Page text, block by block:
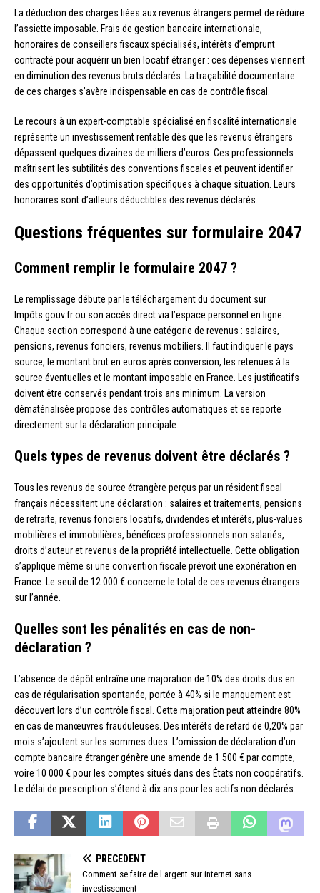
La déduction des charges liées aux revenus étrangers permet de réduire
l’assiette imposable. Frais de gestion bancaire internationale,
honoraires de conseillers fiscaux spécialisés, intérêts d’emprunt
contracté pour acquérir un bien locatif étranger : ces dépenses viennent
en diminution des revenus bruts déclarés. La traçabilité documentaire
de ces charges s’avère indispensable en cas de contrôle fiscal.
Le recours à un expert-comptable spécialisé en fiscalité internationale
représente un investissement rentable dès que les revenus étrangers
dépassent quelques dizaines de milliers d’euros. Ces professionnels
maîtrisent les subtilités des conventions fiscales et peuvent identifier
des opportunités d’optimisation spécifiques à chaque situation. Leurs
honoraires sont d’ailleurs déductibles des revenus déclarés.
Questions fréquentes sur formulaire 2047
Comment remplir le formulaire 2047 ?
Le remplissage débute par le téléchargement du document sur
Impôts.gouv.fr ou son accès direct via l’espace personnel en ligne.
Chaque section correspond à une catégorie de revenus : salaires,
pensions, revenus fonciers, revenus mobiliers. Il faut indiquer le pays
source, le montant brut en euros après conversion, les retenues à la
source éventuelles et le montant imposable en France. Les justificatifs
doivent être conservés pendant trois ans minimum. La version
dématérialisée propose des contrôles automatiques et se reporte
directement sur la déclaration principale.
Quels types de revenus doivent être déclarés ?
Tous les revenus de source étrangère perçus par un résident fiscal
français nécessitent une déclaration : salaires et traitements, pensions
de retraite, revenus fonciers locatifs, dividendes et intérêts, plus-values
mobilières et immobilières, bénéfices professionnels non salariés,
droits d’auteur et revenus de la propriété intellectuelle. Cette obligation
s’applique même si une convention fiscale prévoit une exonération en
France. Le seuil de 12 000 € concerne le total de ces revenus étrangers
sur l’année.
Quelles sont les pénalités en cas de non-
déclaration ?
L’absence de dépôt entraîne une majoration de 10% des droits dus en
cas de régularisation spontanée, portée à 40% si le manquement est
découvert lors d’un contrôle fiscal. Cette majoration peut atteindre 80%
en cas de manœuvres frauduleuses. Des intérêts de retard de 0,20% par
mois s’ajoutent sur les sommes dues. L’omission de déclaration d’un
compte bancaire étranger génère une amende de 1 500 € par compte,
voire 10 000 € pour les comptes situés dans des États non coopératifs.
Le délai de prescription s’étend à dix ans pour les actifs non déclarés.
PRÉCÉDENT
Comment se faire de l argent sur internet sans
investissement